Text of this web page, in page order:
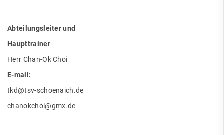
Abteilungsleiter und
Haupttrainer
Herr Chan-Ok Choi
E-mail:
tkd@tsv-schoenaich.de
chanokchoi@gmx.de